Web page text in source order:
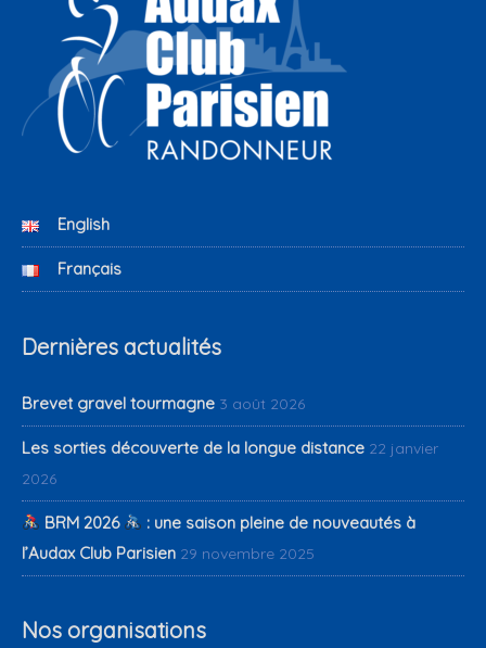
English
Français
Dernières actualités
Brevet gravel tourmagne 3 août 2026
Les sorties découverte de la longue distance 22 janvier
2026
BRM 2026
: une saison pleine de nouveautés à
l’Audax Club Parisien 29 novembre 2025
Nos organisations